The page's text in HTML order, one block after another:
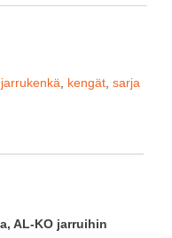
jarrukenkä kengät sarja
AL-KO jarruihin